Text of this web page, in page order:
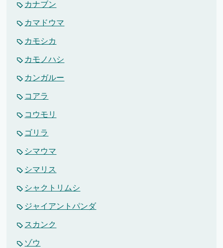
カナブン
カマドウマ
カモシカ
カモノハシ
カンガルー
コアラ
コウモリ
ゴリラ
シマウマ
シマリス
シャクトリムシ
ジャイアントパンダ
スカンク
ゾウ